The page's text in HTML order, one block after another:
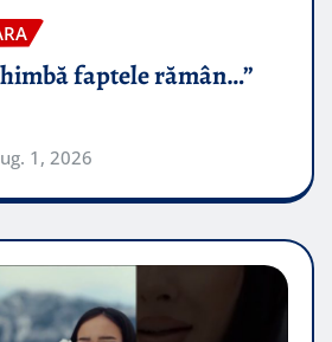
faptele rămân…”
1, 2026